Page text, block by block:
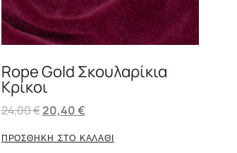
Rope Gold Σκουλαρίκια
Κρίκοι
24,00€20,40€
ΠΡΟΣΘΗΚΗ ΣΤΟ ΚΑΛΑΘΙ